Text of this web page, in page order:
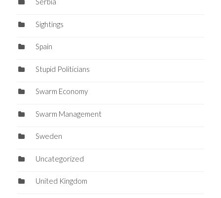
Sightings
Spain
Stupid Politicians
Swarm Economy
Swarm Management
Sweden
Uncategorized
United Kingdom